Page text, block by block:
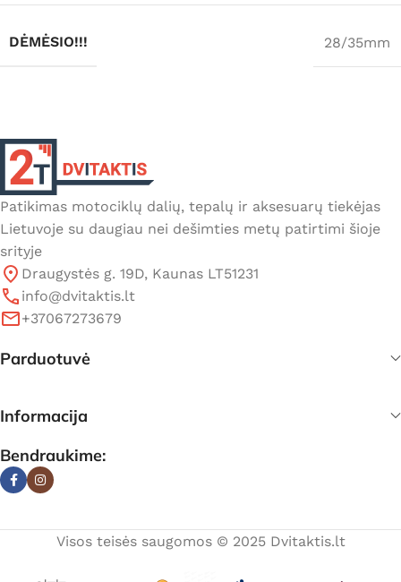
DĖMĖSIO!!! 28/35mm
Patikimas motociklų dalių, tepalų ir aksesuarų tiekėjas
Lietuvoje su daugiau nei dešimties metų patirtimi šioje
srityje
Draugystės g. 19D, Kaunas LT51231
info@dvitaktis.lt
+37067273679
Parduotuvė
Informacija
Bendraukime:
Visos teisės saugomos © 2025 Dvitaktis.lt